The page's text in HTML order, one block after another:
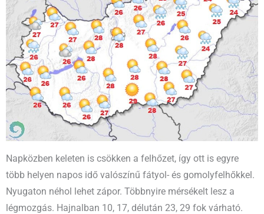
Napközben keleten is csökken a felhőzet, így ott is egyre
több helyen napos idő valószínű fátyol- és gomolyfelhőkkel.
Nyugaton néhol lehet zápor. Többnyire mérsékelt lesz a
légmozgás. Hajnalban 10, 17, délután 23, 29 fok várható.